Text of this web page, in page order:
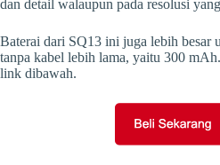
dan detail walaupun pada resolusi
Baterai dari SQ13 ini juga lebih besar
tanpa kabel lebih lama, yaitu 300
link dibawah.